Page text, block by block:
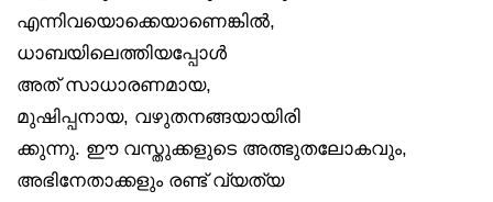
എന്നിവയൊക്കെയാണെങ്കിൽ,
ധാബയിലെത്തിയപ്പോൾ
അത് സാധാരണമായ,
മുഷിപ്പനായ, വഴുതനങ്ങയായിരി
ക്കുന്നു. ഈ വസ്തുക്കളുടെ അത്ഭുതലോകവും,
അഭിനേതാക്കളും രണ്ട് വ്യത്യ